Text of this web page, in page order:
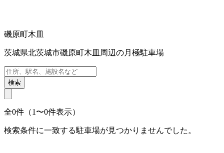
磯原町木皿
茨城県北茨城市磯原町木皿周辺の月極駐車場
検索
全0件（1〜0件表示）
検索条件に一致する駐車場が見つかりませんでした。